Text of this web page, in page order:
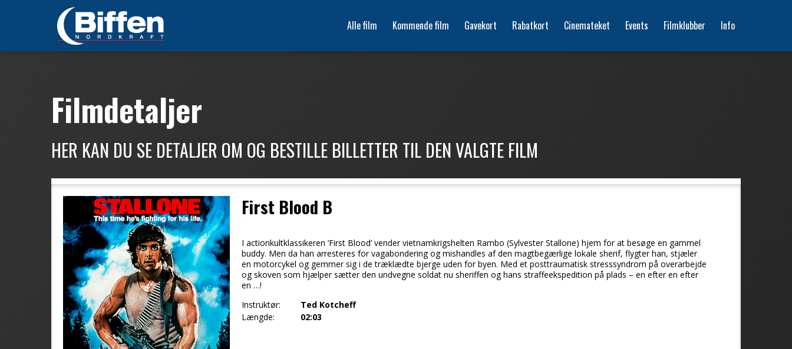
Alle film Kommende film Gavekort Rabatkort Cinemateket Events Filmklubber Info